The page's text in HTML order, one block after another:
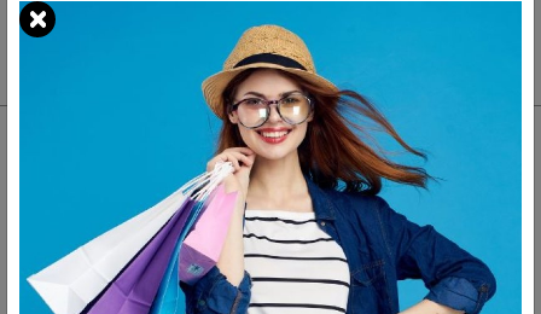
Closed for Maintenance
رواد الادوات المنزلية فى مصر
أتصل بنا
أحصل على الاتجاهات
ش المدينة المنورة -
محور طه حسين, 69 طه
حسين النزهة الجديدة -
القاهرة